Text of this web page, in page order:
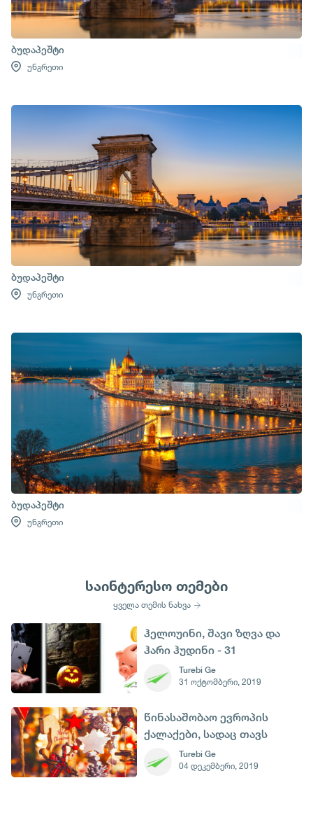
ბუდაპეშტი
უნგრეთი
ბუდაპეშტი
უნგრეთი
ბუდაპეშტი
უნგრეთი
საინტერესო თემები
ყველა თემის ნახვა
ჰელოუინი, შავი ზღვა და
ჰარი ჰუდინი - 31
ოქტომბერი
Turebi Ge
31 ოქტომბერი, 2019
წინასაშობაო ევროპის
ქალაქები, სადაც თავს
ზღაპარში იგრძნობთ
Turebi Ge
04 დეკემბერი, 2019